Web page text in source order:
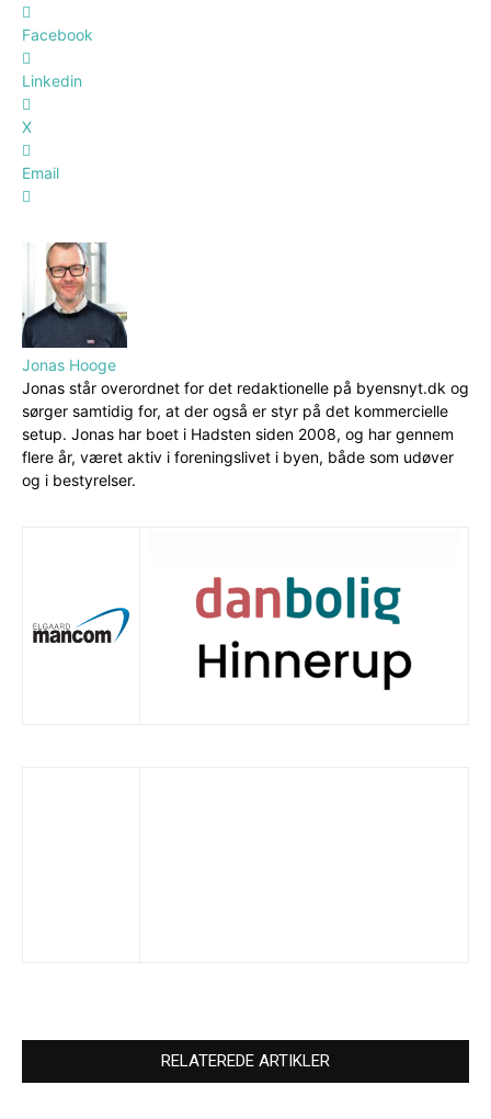
Facebook
Linkedin
X
Email
Jonas Hooge
Jonas står overordnet for det redaktionelle på byensnyt.dk og
sørger samtidig for, at der også er styr på det kommercielle
setup. Jonas har boet i Hadsten siden 2008, og har gennem
flere år, været aktiv i foreningslivet i byen, både som udøver
og i bestyrelser.
RELATEREDE ARTIKLER